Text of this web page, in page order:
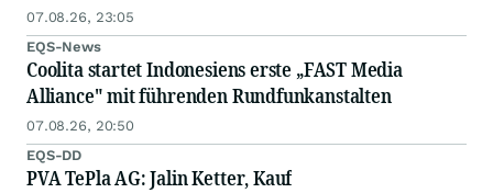
07.08.26, 23:05
EQS-News
Coolita startet Indonesiens erste „FAST Media
Alliance" mit führenden Rundfunkanstalten
07.08.26, 20:50
EQS-DD
PVA TePla AG: Jalin Ketter, Kauf